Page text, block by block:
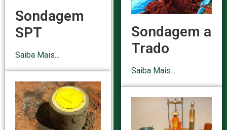
Sondagem
SPT
Saiba Mais...
Sondagem a
Trado
Saiba Mais...